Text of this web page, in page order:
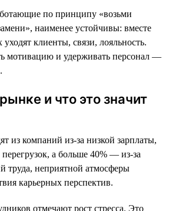
по принципу «возьми
наименее устойчивы: вместе
клиенты, связи, лояльность.
мотивацию и удерживать персонал —
и что это значит
из компаний из-за низкой зарплаты,
а больше 40% — из-за
труда, неприятной атмосферы
карьерных перспектив.
отмечают рост стресса. Это